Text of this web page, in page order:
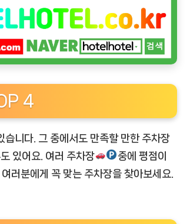
4
습니다. 그 중에서도 만족할 만한 주차장
있어요. 여러 주차장
중에 평점이
러분에게 꼭 맞는 주차장을 찾아보세요.